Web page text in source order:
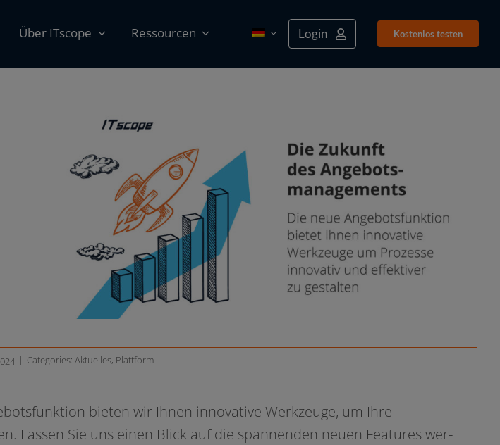
Über ITscope Ressourcen Login Kostenlos tes­ten
| Categories: Aktuelles, Plattform
bie­ten wir Ihnen inno­va­ti­ve Werkzeuge, um Ihre
Lassen Sie uns einen Blick auf die span­nen­den neu­en Features wer­